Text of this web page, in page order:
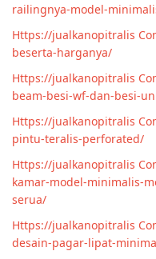
railingnya-model-
Https://jualkanopitralis
beserta-harganya/
Https://jualkanopitralis
beam-besi-wf-dan-besi-
Https://jualkanopitralis
pintu-teralis-perforated/
Https://jualkanopitralis
kamar-model-minimalis-
serua/
Https://jualkanopitralis
desain-pagar-lipat-